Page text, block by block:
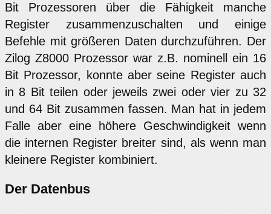
Bit Prozessoren über die Fähigkeit manche
Register zusammenzuschalten und einige
Befehle mit größeren Daten durchzuführen. Der
Zilog Z8000 Prozessor war z.B. nominell ein 16
Bit Prozessor, konnte aber seine Register auch
in 8 Bit teilen oder jeweils zwei oder vier zu 32
und 64 Bit zusammen fassen. Man hat in jedem
Falle aber eine höhere Geschwindigkeit wenn
die internen Register breiter sind, als wenn man
kleinere Register kombiniert.
Der Datenbus